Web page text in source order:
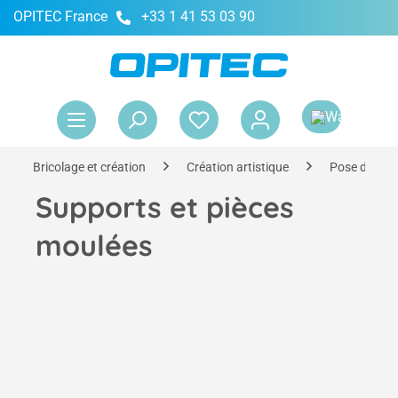
principal
OPITEC France +33 1 41 53 03 90
Bricolage et création Création artistique Pose de
Supports et pièces
moulées